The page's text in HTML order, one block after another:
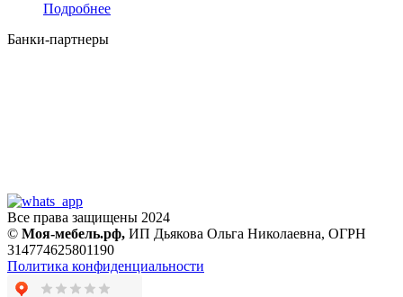
Подробнее
Банки-партнеры
Все права защищены 2024
© Моя-мебель.рф, ИП Дьякова Ольга Николаевна, ОГРН
314774625801190
Политика конфиденциальности